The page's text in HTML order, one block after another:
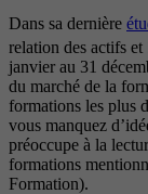
Dans sa dernière
relation des actifs et
janvier au 31
du marché de la
formations les plus
vous manquez
préoccupe à la
formations
Formation).